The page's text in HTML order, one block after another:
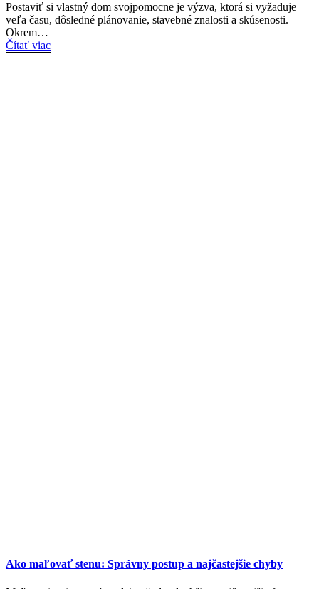
Postaviť si vlastný dom svojpomocne je výzva, ktorá si vyžaduje
veľa času, dôsledné plánovanie, stavebné znalosti a skúsenosti.
Okrem…
Čítať viac
Ako maľovať stenu: Správny postup a najčastejšie chyby